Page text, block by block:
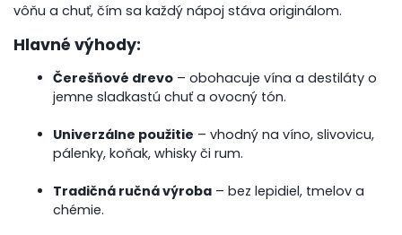
vôňu a chuť, čím sa každý nápoj stáva originálom.
Hlavné výhody:
Čerešňové drevo – obohacuje vína a destiláty o
jemne sladkastú chuť a ovocný tón.
Univerzálne použitie – vhodný na víno, slivovicu,
pálenky, koňak, whisky či rum.
Tradičná ručná výroba – bez lepidiel, tmelov a
chémie.